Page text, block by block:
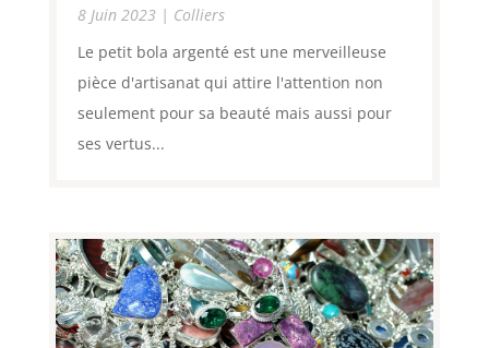
8 Juin 2023 | Colliers
Le petit bola argenté est une merveilleuse
pièce d'artisanat qui attire l'attention non
seulement pour sa beauté mais aussi pour
ses vertus...